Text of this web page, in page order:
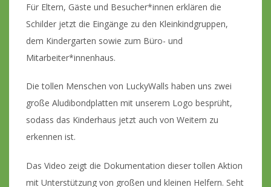
Für Eltern, Gäste und Besucher*innen erklären die
Schilder jetzt die Eingänge zu den Kleinkindgruppen,
dem Kindergarten sowie zum Büro- und
Mitarbeiter*innenhaus.
Die tollen Menschen von LuckyWalls haben uns zwei
große Aludibondplatten mit unserem Logo besprüht,
sodass das Kinderhaus jetzt auch von Weitem zu
erkennen ist.
Das Video zeigt die Dokumentation dieser tollen Aktion
mit Unterstützung von großen und kleinen Helfern. Seht